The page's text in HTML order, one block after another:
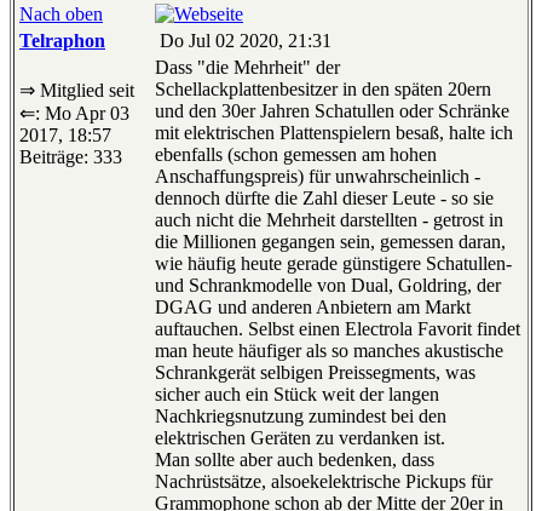
Nach oben
Telraphon
Do Jul 02 2020, 21:31
⇒ Mitglied seit
⇐: Mo Apr 03
2017, 18:57
Beiträge: 333
Dass "die Mehrheit" der
Schellackplattenbesitzer in den späten 20ern
und den 30er Jahren Schatullen oder Schränke
mit elektrischen Plattenspielern besaß, halte ich
ebenfalls (schon gemessen am hohen
Anschaffungspreis) für unwahrscheinlich -
dennoch dürfte die Zahl dieser Leute - so sie
auch nicht die Mehrheit darstellten - getrost in
die Millionen gegangen sein, gemessen daran,
wie häufig heute gerade günstigere Schatullen-
und Schrankmodelle von Dual, Goldring, der
DGAG und anderen Anbietern am Markt
auftauchen. Selbst einen Electrola Favorit findet
man heute häufiger als so manches akustische
Schrankgerät selbigen Preissegments, was
sicher auch ein Stück weit der langen
Nachkriegsnutzung zumindest bei den
elektrischen Geräten zu verdanken ist.
Man sollte aber auch bedenken, dass
Nachrüstsätze, alsoekelektrische Pickups für
Grammophone schon ab der Mitte der 20er in